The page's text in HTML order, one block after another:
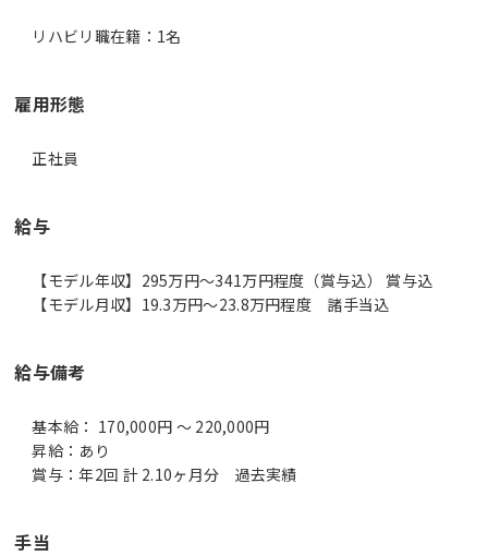
リハビリ職在籍：1名
雇用形態
正社員
給与
【モデル年収】295万円〜341万円程度（賞与込） 賞与込
【モデル月収】19.3万円〜23.8万円程度 諸手当込
給与備考
基本給： 170,000円 ～ 220,000円
昇給：あり
賞与：年2回 計 2.10ヶ月分 過去実績
手当